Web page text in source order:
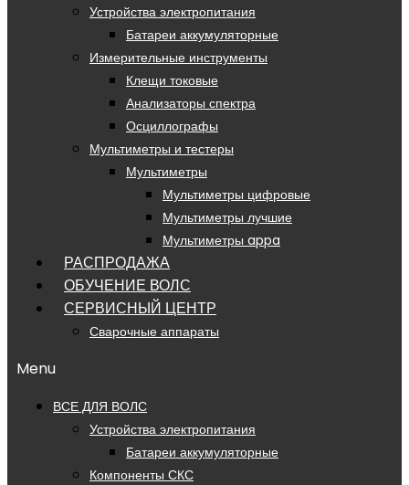
Устройства электропитания
Батареи аккумуляторные
Измерительные инструменты
Клещи токовые
Анализаторы спектра
Осциллографы
Мультиметры и тестеры
Мультиметры
Мультиметры цифровые
Мультиметры лучшие
Мультиметры appa
РАСПРОДАЖА
ОБУЧЕНИЕ ВОЛС
СЕРВИСНЫЙ ЦЕНТР
Сварочные аппараты
Menu
ВСЕ ДЛЯ ВОЛС
Устройства электропитания
Батареи аккумуляторные
Компоненты СКС